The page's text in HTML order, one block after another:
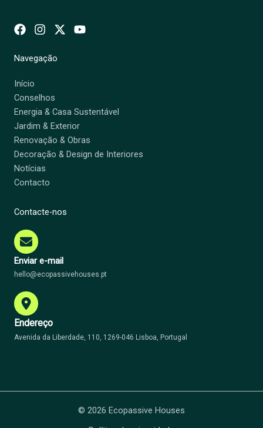
Navegação
Início
Conselhos
Energia & Casa Sustentável
Jardim & Exterior
Renovação & Obras
Decoração & Design de Interiores
Notícias
Contacto
Contacte-nos
Enviar e-mail
hello@ecopassivehouses.pt
Endereço
Avenida da Liberdade, 110, 1269-046 Lisboa, Portugal
© 2026 Ecopassive Houses